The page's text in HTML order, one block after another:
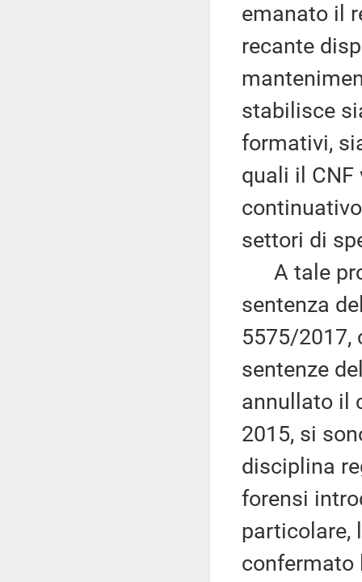
emanato il
recante
stabilisce
formativi,
quali il CNF
settori di
A tale
sentenza
5575/2017,
sentenze
annullato il
2015, si
disciplina
forensi
particolare,
confermato